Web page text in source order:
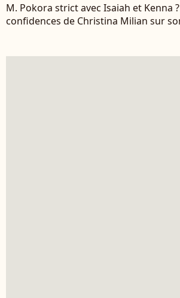
M. Pokora strict avec Isaiah et Kenna
confidences de Christina Milian sur